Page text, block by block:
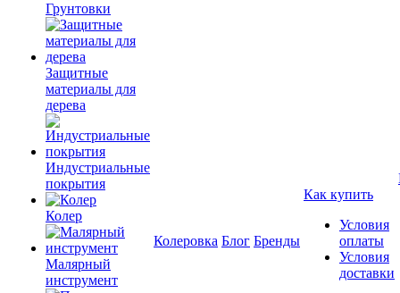
Грунтовки
Защитные
материалы для
дерева
Индустриальные
покрытия
Колер
Малярный
инструмент
Колеровка Блог Бренды
Как купить
Условия
оплаты
Условия
доставки